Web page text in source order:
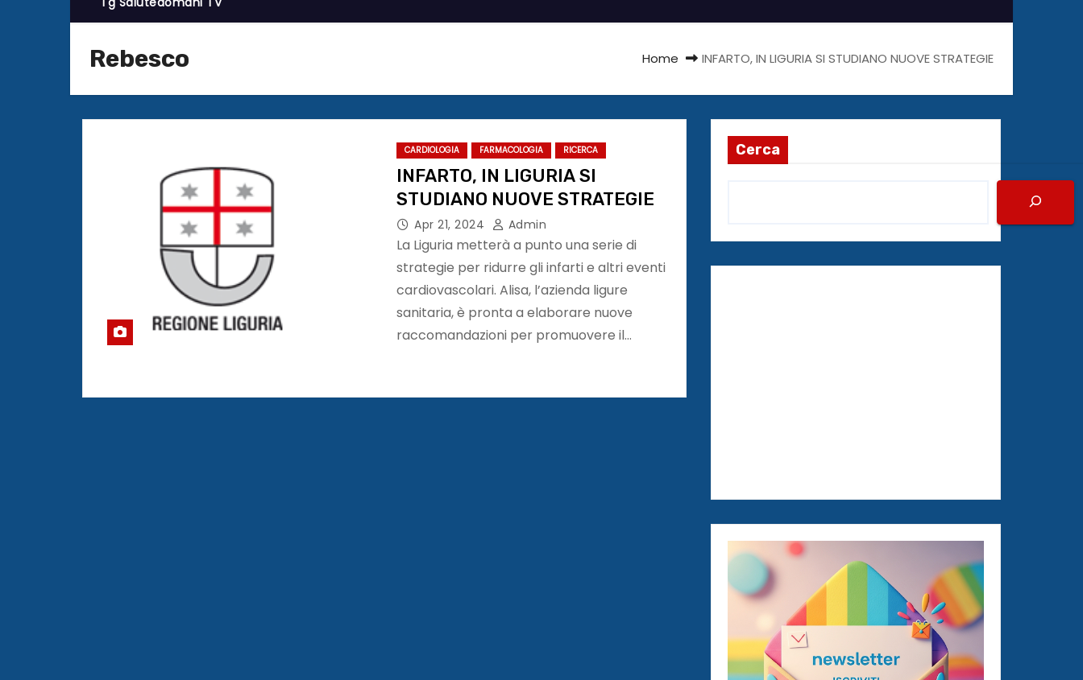
Rebesco Home INFARTO, IN LIGURIA SI STUDIANO NUOVE STRATEGIE
CARDIOLOGIA FARMACOLOGIA RICERCA
INFARTO, IN LIGURIA SI
STUDIANO NUOVE STRATEGIE
Apr 21, 2024 Admin
La Liguria metterà a punto una serie di
strategie per ridurre gli infarti e altri eventi
cardiovascolari. Alisa, l’azienda ligure
sanitaria, è pronta a elaborare nuove
raccomandazioni per promuovere il…
Cerca